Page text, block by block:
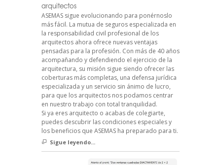
arquitectos
ASEMAS sigue evolucionando para ponérnoslo
más fácil. La mutua de seguros especializada en
la responsabilidad civil profesional de los
arquitectos ahora ofrece nuevas ventajas
pensadas para la profesión. Con más de 40 años
acompañando y defendiendo el ejercicio de la
arquitectura, su misión sigue siendo ofrecer las
coberturas más completas, una defensa jurídica
especializada y un servicio sin ánimo de lucro,
para que los arquitectos nos podamos centrar
en nuestro trabajo con total tranquilidad.
Si ya eres arquitecto o acabas de colegiarte,
puedes descubrir las condiciones especiales y
los beneficios que ASEMAS ha preparado para ti.
Sigue leyendo...